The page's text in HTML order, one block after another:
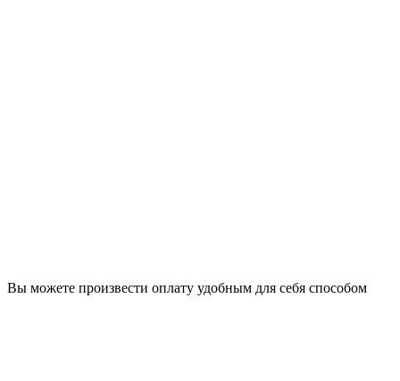
Вы можете произвести оплату удобным для себя способом